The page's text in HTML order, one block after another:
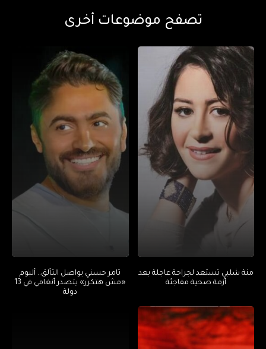
تصفح موضوعات أخرى
منة شلبي تستعد لجراحة عاجلة بعد
أزمة صحية مفاجئة
تامر حسني يواصل التألق.. ألبوم
«مش هتكرر» يتصدر أنغامي في 13
دولة